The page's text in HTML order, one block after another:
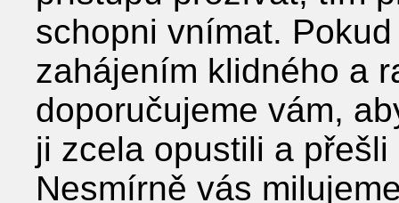
schopni vnímat.
zahájením klidného a
doporučujeme vám,
ji zcela opustili a
Nesmírně vás